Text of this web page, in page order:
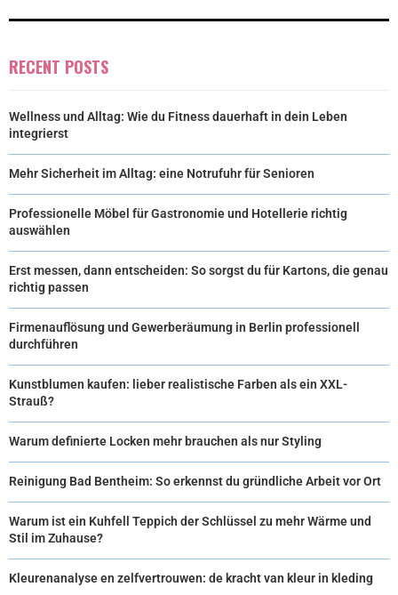
RECENT POSTS
Wellness und Alltag: Wie du Fitness dauerhaft in dein Leben
integrierst
Mehr Sicherheit im Alltag: eine Notrufuhr für Senioren
Professionelle Möbel für Gastronomie und Hotellerie richtig
auswählen
Erst messen, dann entscheiden: So sorgst du für Kartons, die genau
richtig passen
Firmenauflösung und Gewerberäumung in Berlin professionell
durchführen
Kunstblumen kaufen: lieber realistische Farben als ein XXL-
Strauß?
Warum definierte Locken mehr brauchen als nur Styling
Reinigung Bad Bentheim: So erkennst du gründliche Arbeit vor Ort
Warum ist ein Kuhfell Teppich der Schlüssel zu mehr Wärme und
Stil im Zuhause?
Kleurenanalyse en zelfvertrouwen: de kracht van kleur in kleding